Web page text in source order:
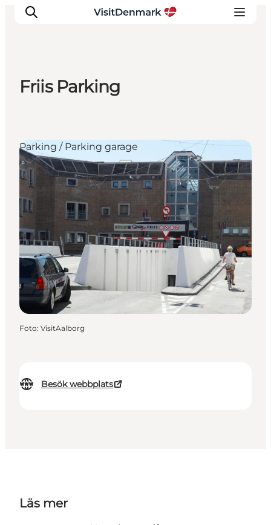
Aktiviteter
Övernatta
Planera resan
Friis Parking
Besök webbplats
Parking / Parking garage
Foto: VisitAalborg
Läs mer